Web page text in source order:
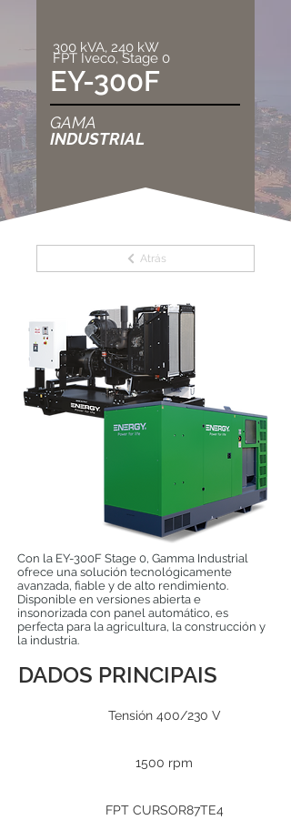
300 kVA, 240 kW
FPT Iveco, Stage 0
EY-300F
GAMA
INDUSTRIAL
Atrás
Con la EY-300F Stage 0, Gamma Industrial
ofrece una solución tecnológicamente
avanzada, fiable y de alto rendimiento.
Disponible en versiones abierta e
insonorizada con panel automático, es
perfecta para la agricultura, la construcción y
la industria.
DADOS PRINCIPAIS
Tensión 400/230 V
1500 rpm
FPT CURSOR87TE4